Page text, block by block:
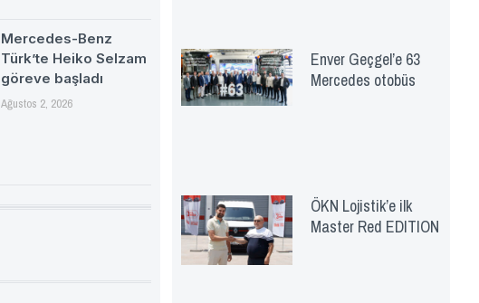
Mercedes-Benz
Türk’te Heiko Selzam
göreve başladı
Ağustos 2, 2026
Enver Geçgel’e 63
Mercedes otobüs
ÖKN Lojistik’e ilk
Master Red EDITION